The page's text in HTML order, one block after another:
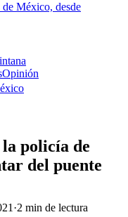
México, desde
Opinión
policía de
del puente
·2 min de lectura